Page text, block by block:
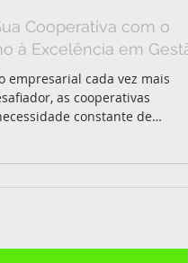
Cooperativa com o
à Excelência em
as cooperativas